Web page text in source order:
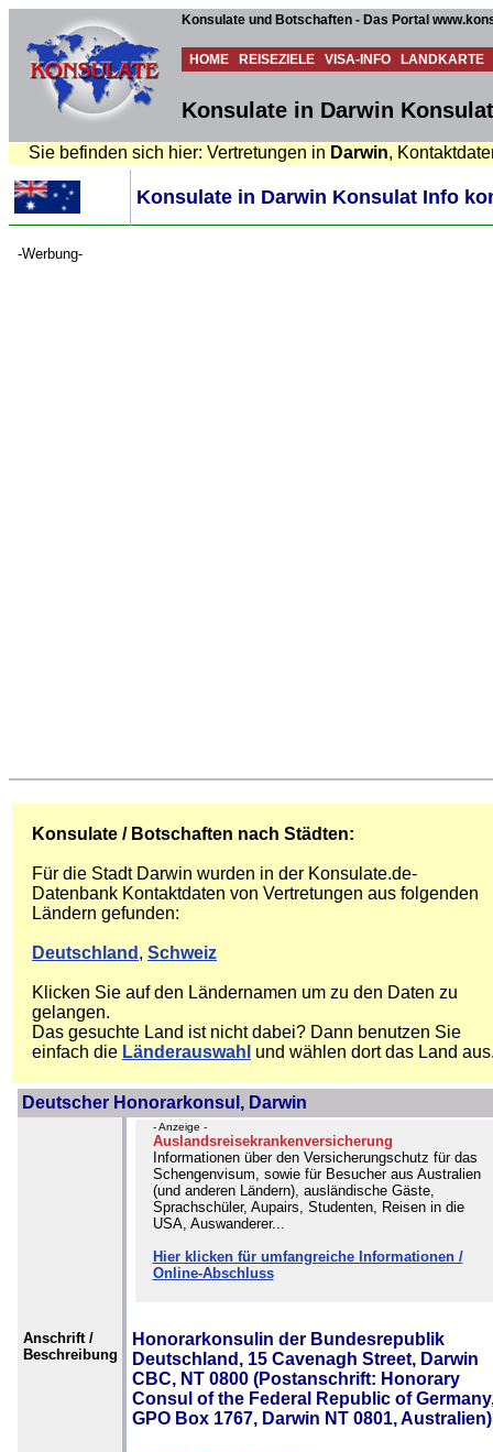
Konsulate und Botschaften - Das Portal
HOME REISEZIELE VISA-INFO LANDKARTE
Konsulate in Darwin
Sie befinden sich hier: Vertretungen in Darwin,
Konsulate in Darwin Konsulat Info
-Werbung-
Konsulate / Botschaften nach Städten:
Für die Stadt Darwin wurden in der Konsulate.de-
Datenbank Kontaktdaten von Vertretungen aus folgenden
Ländern gefunden:
Deutschland , Schweiz
Klicken Sie auf den Ländernamen um zu den Daten zu
gelangen.
Das gesuchte Land ist nicht dabei? Dann benutzen Sie
einfach die Länderauswahl und wählen dort das Land
Deutscher Honorarkonsul, Darwin
- Anzeige -
Auslandsreisekrankenversicherung
Informationen über den Versicherungschutz für das
Schengenvisum, sowie für Besucher aus Australien
(und anderen Ländern), ausländische Gäste,
Sprachschüler, Aupairs, Studenten, Reisen in die
USA, Auswanderer...
Hier klicken für umfangreiche Informationen /
Online-Abschluss
Anschrift /
Beschreibung
Honorarkonsulin der Bundesrepublik
Deutschland, 15 Cavenagh Street, Darwin
CBC, NT 0800 (Postanschrift: Honorary
Consul of the Federal Republic of
GPO Box 1767, Darwin NT 0801, Australien)